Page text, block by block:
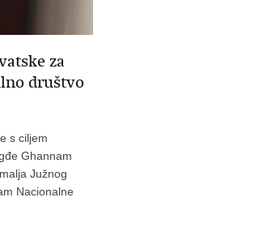
za
društvo
s ciljem
Ghannam
Južnog
Nacionalne